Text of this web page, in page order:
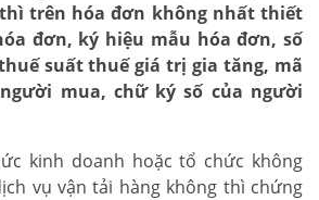
trên hóa đơn không nhất thiết
đơn, ký hiệu mẫu hóa đơn, số
suất thuế giá trị gia tăng, mã
mua, chữ ký số của người
kinh doanh hoặc tổ chức không
vụ vận tải hàng không thì chứng